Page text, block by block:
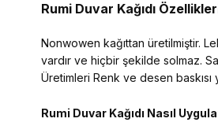
Rumi Duvar Kağıdı
Nonwowen kağıttan üretilmiştir.
vardır ve hiçbir şekilde solmaz.
Üretimleri Renk ve desen baskısı
Rumi Duvar Kağıdı Nasıl